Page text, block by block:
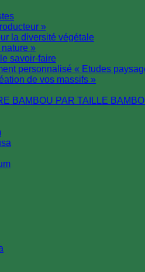
»
la diversité végétale
»
savoir-faire
personnalisé « Etudes
de vos massifs »
BAMBOU PAR TAILLE